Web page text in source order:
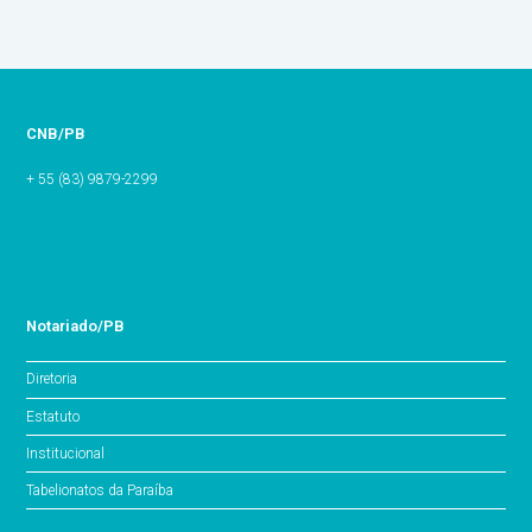
CNB/PB
+ 55 (83) 9879-2299
Notariado/PB
Diretoria
Estatuto
Institucional
Tabelionatos da Paraíba